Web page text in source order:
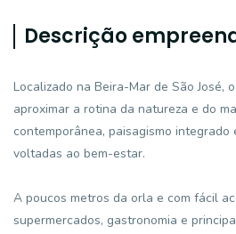
Descrição
Localizado na Beira-Mar de São José,
aproximar a rotina da natureza e do
contemporânea, paisagismo integrado
voltadas ao bem-estar.
A poucos metros da orla e com fácil
supermercados, gastronomia e